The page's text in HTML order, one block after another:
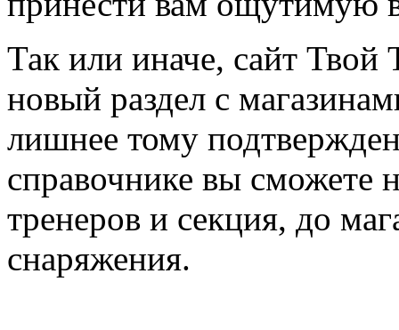
Так или иначе, сайт Твой
новый раздел с
лишнее тому
справочнике вы сможете
тренеров и секция, до
снаряжения.